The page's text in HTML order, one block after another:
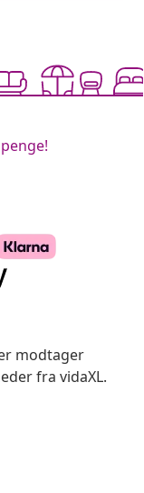
modtager
fra vidaXL.